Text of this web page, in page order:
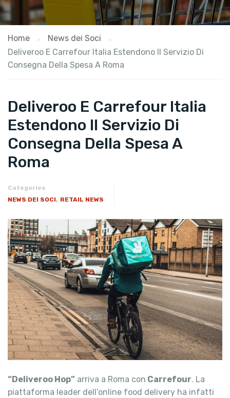
Home
News dei Soci
Deliveroo E Carrefour Italia Estendono Il Servizio Di
Consegna Della Spesa A Roma
Deliveroo E Carrefour Italia
Estendono Il Servizio Di
Consegna Della Spesa A
Roma
Categories
NEWS DEI SOCI, RETAIL NEWS
“Deliveroo Hop” arriva a Roma con Carrefour. La
piattaforma leader dell’online food delivery ha infatti